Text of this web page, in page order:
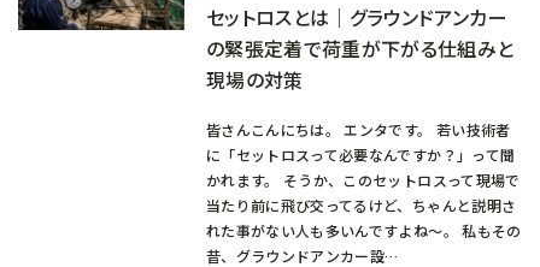
セットロスとは｜グラウンドアンカー
の緊張定着で荷重が下がる仕組みと
現場の対策
皆さんこんにちは。 エンタです。 若い技術者
に「セットロスって必要なんですか？」って聞
かれます。 そうか、このセットロスって現場で
当たり前に飛び交ってるけど、ちゃんと説明さ
れた事がない人も多いんですよね～。 私もその
昔、グラウンドアンカー設…